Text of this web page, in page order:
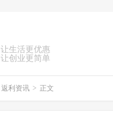
让生活更优惠
让创业更简单
返利资讯 > 正文